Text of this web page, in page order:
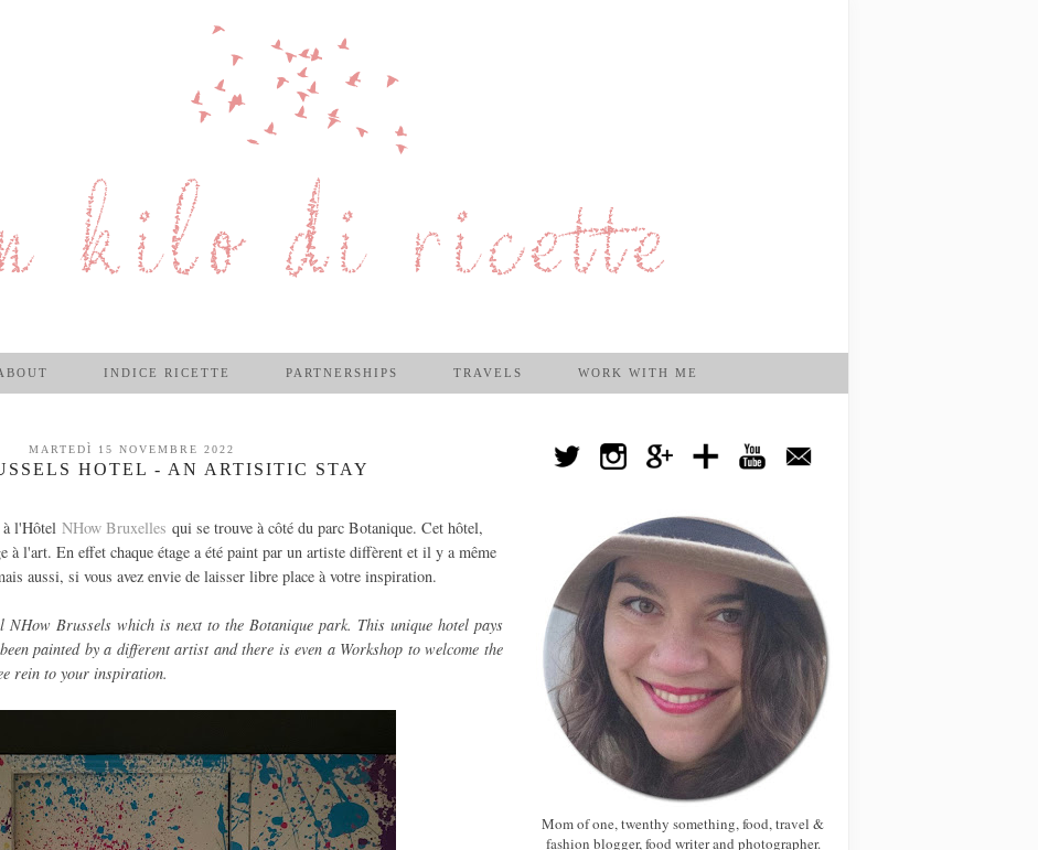
INDICE RICETTE PARTNERSHIPS TRAVELS WORK WITH ME
MARTEDÌ 15 NOVEMBRE 2022
HOTEL - AN ARTISITIC STAY
à l'Hôtel NHow Bruxelles qui se trouve à côté du parc Botanique. Cet hôtel,
à l'art. En effet chaque étage a été paint par un artiste diffèrent et il y a même
aussi, si vous avez envie de laisser libre place à votre inspiration.
NHow Brussels which is next to the Botanique park. This unique hotel pays
painted by a different artist and there is even a Workshop to welcome the
rein to your inspiration.
Mom of one, twenthy something, food, travel &
fashion blogger, food writer and photographer.